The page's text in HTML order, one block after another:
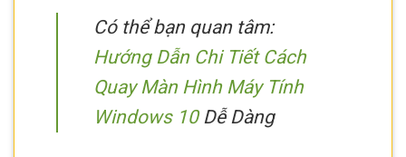
Có thể bạn quan tâm:
Hướng Dẫn Chi Tiết Cách
Quay Màn Hình Máy Tính
Windows 10Dễ Dàng